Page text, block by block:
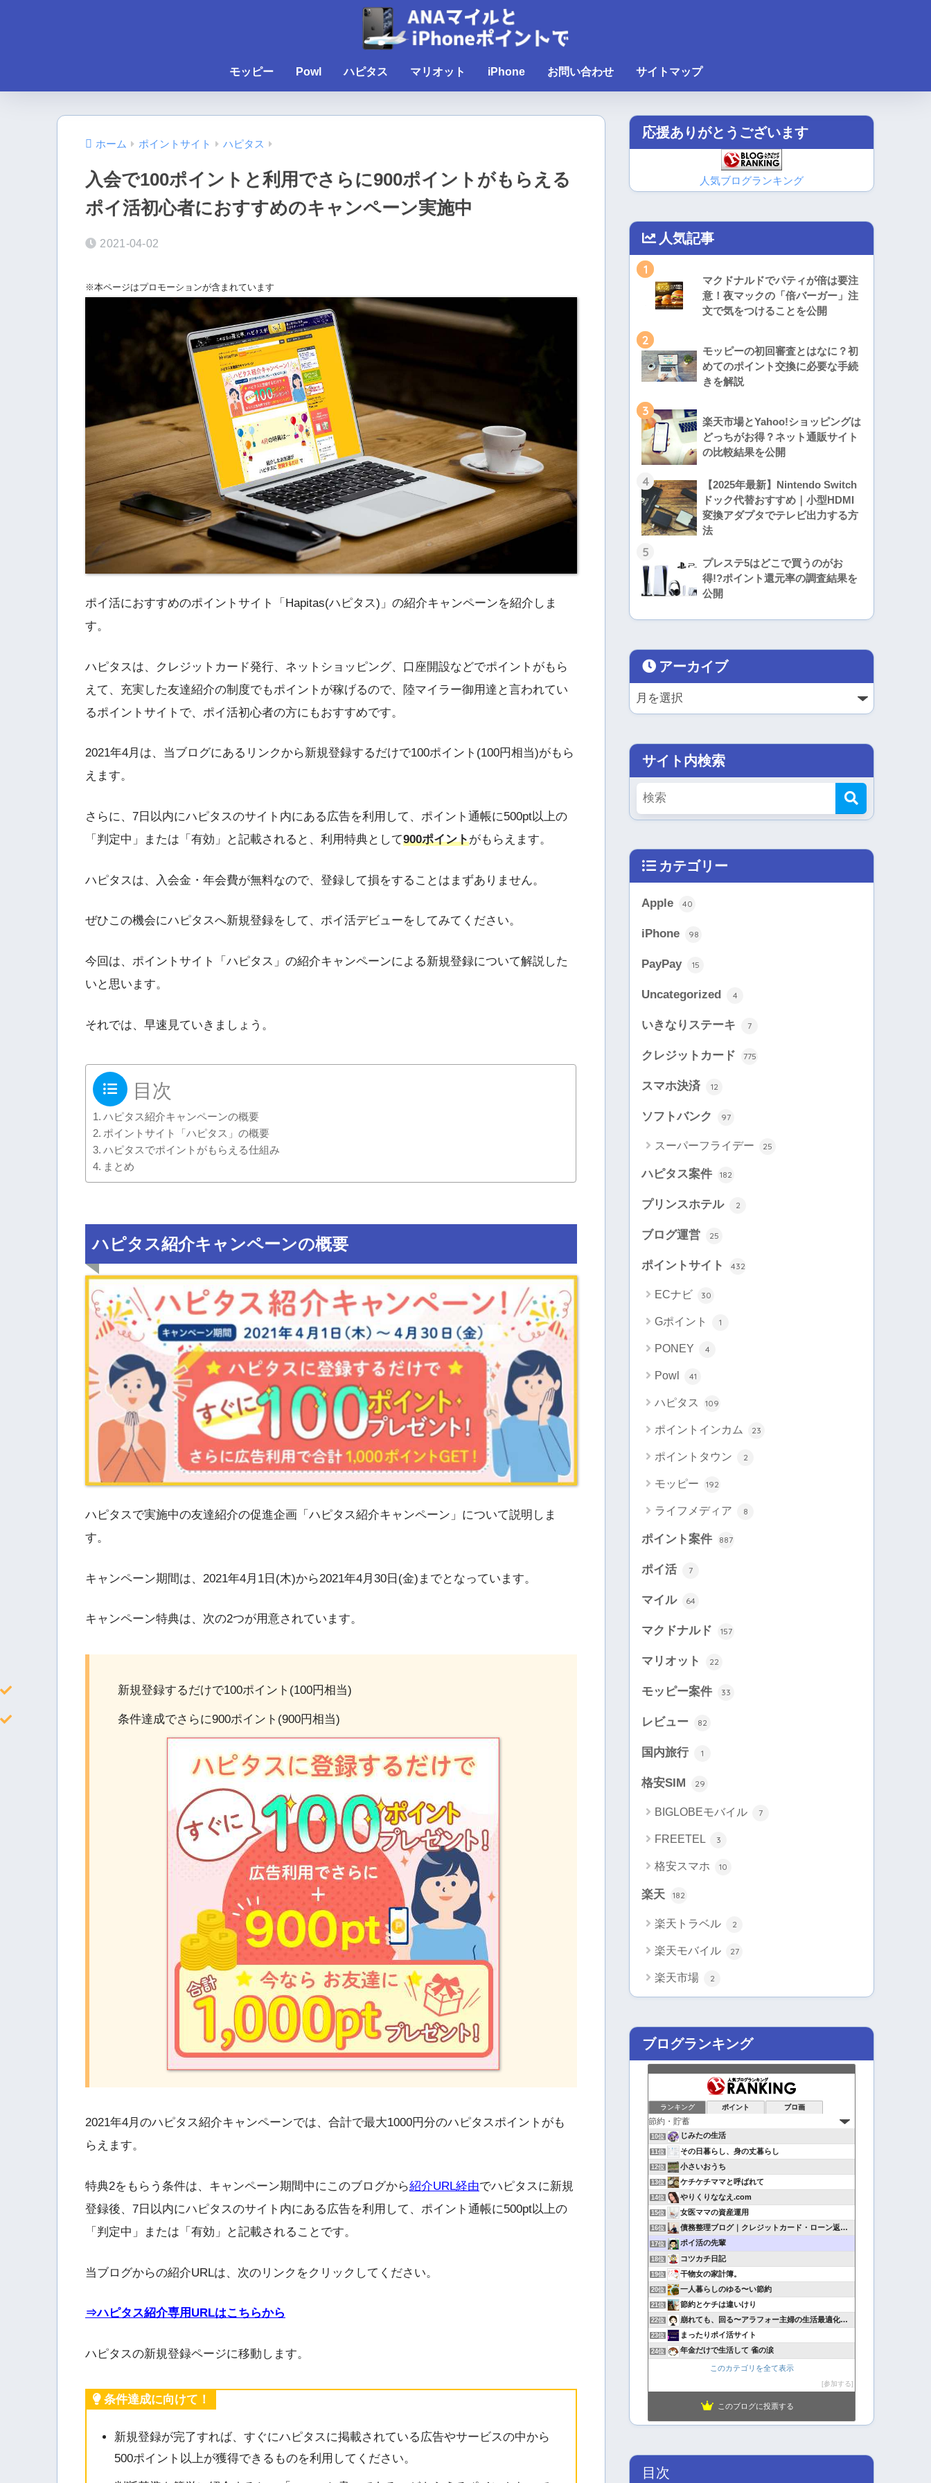
モッピー Powl ハピタス マリオット iPhone お問い合わせ サイトマップ
ホーム ポイントサイト ハピタス
入会で100ポイントと利用でさらに900ポイントがもらえる
ポイ活初心者におすすめのキャンペーン実施中
2021-04-02
※本ページはプロモーションが含まれています
ポイ活におすすめのポイントサイト「Hapitas(ハピタス)」の紹介キャンペーンを紹介しま
す。
ハピタスは、クレジットカード発行、ネットショッピング、口座開設などでポイントがもら
えて、充実した友達紹介の制度でもポイントが稼げるので、陸マイラー御用達と言われてい
るポイントサイトで、ポイ活初心者の方にもおすすめです。
2021年4月は、当ブログにあるリンクから新規登録するだけで100ポイント(100円相当)がもら
えます。
さらに、7日以内にハピタスのサイト内にある広告を利用して、ポイント通帳に500pt以上の
「判定中」または「有効」と記載されると、利用特典として900ポイントがもらえます。
ハピタスは、入会金・年会費が無料なので、登録して損をすることはまずありません。
ぜひこの機会にハピタスへ新規登録をして、ポイ活デビューをしてみてください。
今回は、ポイントサイト「ハピタス」の紹介キャンペーンによる新規登録について解説した
いと思います。
それでは、早速見ていきましょう。
目次
ハピタス紹介キャンペーンの概要
ポイントサイト「ハピタス」の概要
ハピタスでポイントがもらえる仕組み
まとめ
ハピタス紹介キャンペーンの概要
ハピタスで実施中の友達紹介の促進企画「ハピタス紹介キャンペーン」について説明しま
す。
キャンペーン期間は、2021年4月1日(木)から2021年4月30日(金)までとなっています。
キャンペーン特典は、次の2つが用意されています。
新規登録するだけで100ポイント(100円相当)
条件達成でさらに900ポイント(900円相当)
2021年4月のハピタス紹介キャンペーンでは、合計で最大1000円分のハピタスポイントがも
らえます。
特典2をもらう条件は、キャンペーン期間中にこのブログから紹介URL経由でハピタスに新規
登録後、7日以内にハピタスのサイト内にある広告を利用して、ポイント通帳に500pt以上の
「判定中」または「有効」と記載されることです。
当ブログからの紹介URLは、次のリンクをクリックしてください。
⇒ハピタス紹介専用URLはこちらから
ハピタスの新規登録ページに移動します。
条件達成に向けて！
新規登録が完了すれば、すぐにハピタスに掲載されている広告やサービスの中から
500ポイント以上が獲得できるものを利用してください。
応援ありがとうございます
人気ブログランキング
人気記事
1
マクドナルドでパティが倍は要注
意！夜マックの「倍バーガー」注
文で気をつけることを公開
2
モッピーの初回審査とはなに？初
めてのポイント交換に必要な手続
きを解説
3
楽天市場とYahoo!ショッピングは
どっちがお得？ネット通販サイト
の比較結果を公開
4
【2025年最新】Nintendo Switch
ドック代替おすすめ｜小型HDMI
変換アダプタでテレビ出力する方
法
5
プレステ5はどこで買うのがお
得!?ポイント還元率の調査結果を
公開
アーカイブ
サイト内検索
カテゴリー
Apple 40
iPhone 98
PayPay 15
Uncategorized 4
いきなりステーキ 7
クレジットカード 775
スマホ決済 12
ソフトバンク 97
スーパーフライデー 25
ハピタス案件 182
プリンスホテル 2
ブログ運営 25
ポイントサイト 432
ECナビ 30
Gポイント 1
PONEY 4
Powl 41
ハピタス 109
ポイントインカム 23
ポイントタウン 2
モッピー 192
ライフメディア 8
ポイント案件 887
ポイ活 7
マイル 64
マクドナルド 157
マリオット 22
モッピー案件 33
レビュー 82
国内旅行 1
格安SIM 29
BIGLOBEモバイル 7
FREETEL 3
格安スマホ 10
楽天 182
楽天トラベル 2
楽天モバイル 27
楽天市場 2
ブログランキング
ランキング ポイント ブロ画
10位 じみたの生活
11位 その日暮らし、身の丈暮らし
12位 小さいおうち
13位 ケチケチママと呼ばれて
14位 やりくりななえ.com
15位 女医ママの資産運用
16位 債務整理ブログ｜クレジットカード・ローン返済で悩んでいる方へ
17位 ポイ活の先輩
18位 コツカチ日記
19位 干物女の家計簿。
20位 一人暮らしのゆる〜い節約
21位 節約とケチは違いけり
22位 崩れても、回る〜アラフォー主婦の生活最適化日記
23位 まったりポイ活サイト
24位 年金だけで生活して 雀の涙
このカテゴリを全て表示
参加する
このブログに投票する
目次